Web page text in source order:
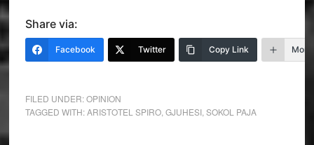
Share via:
Facebook Twitter Copy Link More
FILED UNDER:OPINION
TAGGED WITH:ARISTOTEL SPIRO, GJUHESI, SOKOL PAJA